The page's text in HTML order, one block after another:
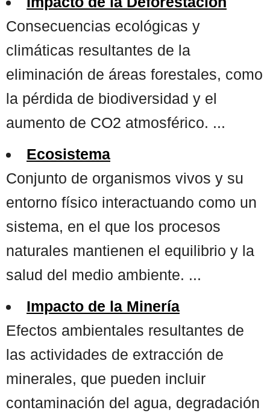
Consecuencias ecológicas y
climáticas resultantes de la
eliminación de áreas forestales, como
la pérdida de biodiversidad y el
aumento de CO2 atmosférico. ...
Ecosistema
Conjunto de organismos vivos y su
entorno físico interactuando como un
sistema, en el que los procesos
naturales mantienen el equilibrio y la
salud del medio ambiente. ...
Impacto de la Minería
Efectos ambientales resultantes de
las actividades de extracción de
minerales, que pueden incluir
contaminación del agua, degradación